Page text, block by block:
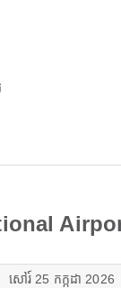
សៅរ៍ 25 កក្កដា 2026